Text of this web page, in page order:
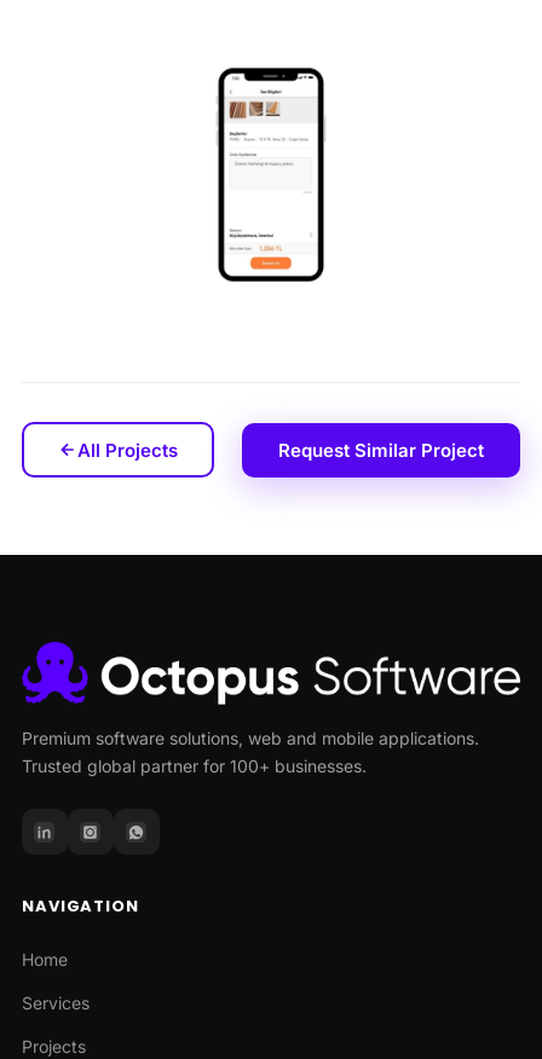
All Projects Request Similar Project
Premium software solutions, web and mobile applications.
Trusted global partner for 100+ businesses.
NAVIGATION
Home
Services
Projects